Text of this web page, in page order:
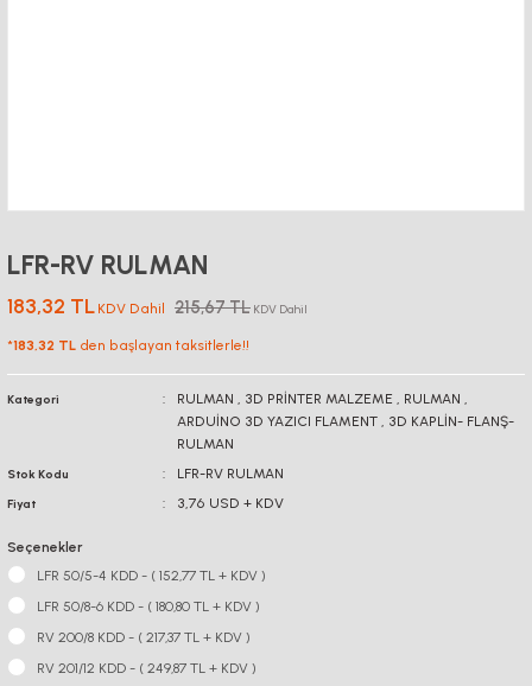
LFR-RV RULMAN
183,32 TL KDV Dahil 215,67 TL KDV Dahil
*183,32 TL den başlayan taksitlerle!!
Kategori RULMAN , 3D PRİNTER MALZEME , RULMAN ,
ARDUİNO 3D YAZICI FLAMENT , 3D KAPLİN- FLANŞ-
RULMAN
Stok Kodu LFR-RV RULMAN
Fiyat 3,76 USD + KDV
Seçenekler
LFR 50/5-4 KDD - ( 152,77 TL + KDV )
LFR 50/8-6 KDD - ( 180,80 TL + KDV )
RV 200/8 KDD - ( 217,37 TL + KDV )
RV 201/12 KDD - ( 249,87 TL + KDV )